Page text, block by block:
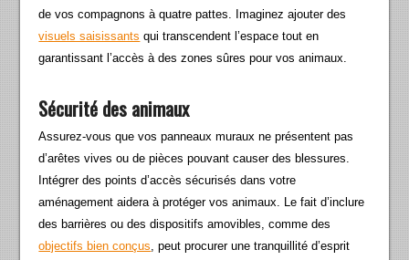
de vos compagnons à quatre pattes. Imaginez ajouter des
visuels saisissants qui transcendent l’espace tout en
garantissant l’accès à des zones sûres pour vos animaux.
Sécurité des animaux
Assurez-vous que vos panneaux muraux ne présentent pas
d’arêtes vives ou de pièces pouvant causer des blessures.
Intégrer des points d’accès sécurisés dans votre
aménagement aidera à protéger vos animaux. Le fait d’inclure
des barrières ou des dispositifs amovibles, comme des
objectifs bien conçus, peut procurer une tranquillité d’esprit